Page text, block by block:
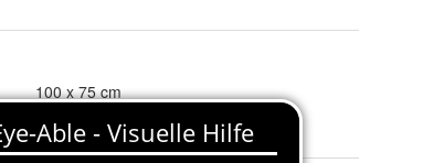
100 x 75 cm